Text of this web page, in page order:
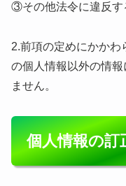
③その他法令に違反す
2.前項の定めにかか
の個人情報以外の情
ません。
個人情報の訂